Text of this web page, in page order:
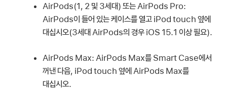
AirPods(1, 2 및 3세대) 또는 AirPods Pro:
AirPods이 들어 있는 케이스를 열고 iPod touch 옆에
대십시오(3세대 AirPods의 경우 iOS 15.1 이상 필요).
AirPods Max:AirPods Max를 Smart Case에서
꺼낸 다음, iPod touch 옆에 AirPods Max를
대십시오.